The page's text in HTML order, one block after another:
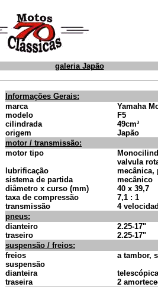
galeria Japão
Informações Gerais:
marca
Yamaha
modelo
F5
cilindrada
49cm³
origem
Japão
motor / transmissão:
motor tipo
lubrificação
sistema de partida
diâmetro x curso (mm)
taxa de compressão
valvula
mecânica,
mecânico
40 x 39,7
7,1 : 1
transmissão
4
pneus:
dianteiro
traseiro
2.25-17"
2.25-17"
suspensão / freios:
freios
a tambor,
suspensão
dianteira
traseira
2